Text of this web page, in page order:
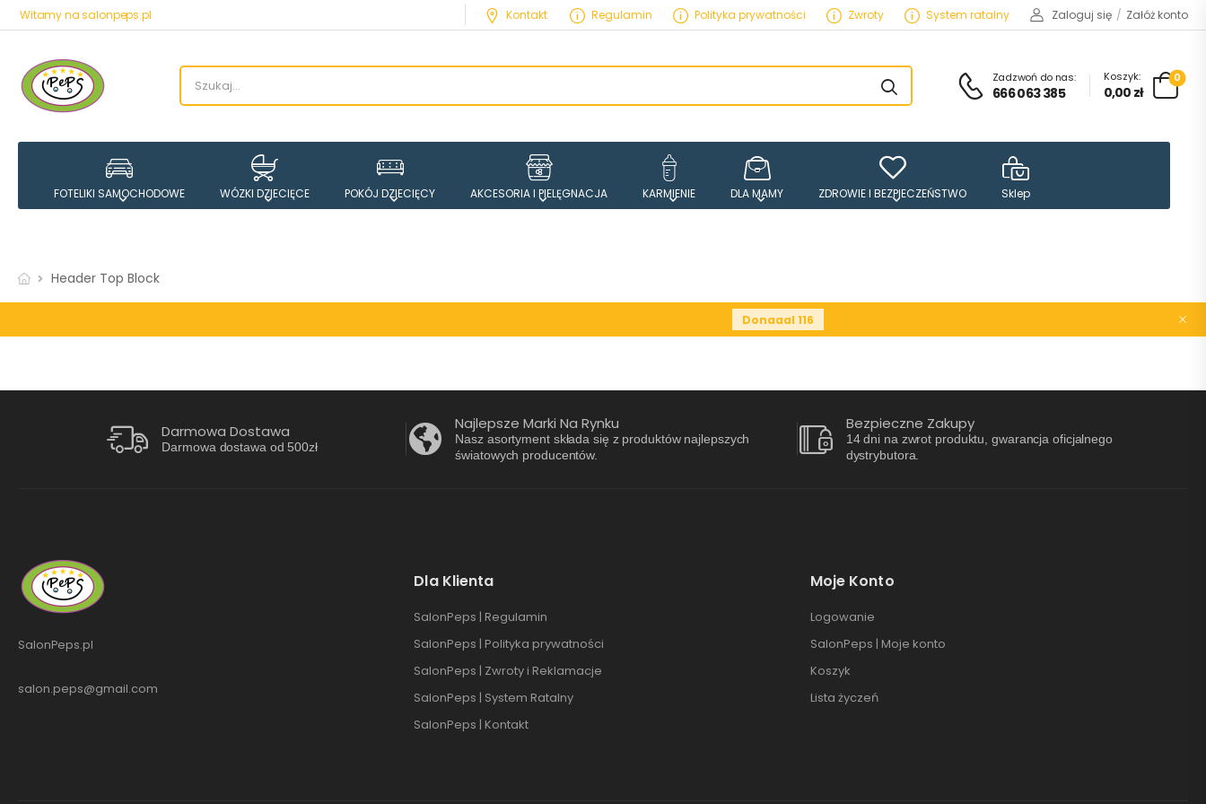
Witamy na salonpeps.pl Kontakt Regulamin Polityka prywatności Zwroty System ratalny Zaloguj się / Załóż konto
Zadzwoń do nas:
666 063 385
Koszyk:
0,00 zł
0
FOTELIKI SAMOCHODOWE WÓZKI DZIECIĘCE POKÓJ DZIECIĘCY AKCESORIA I PIELĘGNACJA KARMIENIE DLA MAMY ZDROWIE I BEZPIECZEŃSTWO Sklep
Header Top Block
Donaaal 116
Darmowa Dostawa
Darmowa dostawa od 500zł
Najlepsze Marki Na Rynku
Nasz asortyment składa się z produktów najlepszych
światowych producentów.
Bezpieczne Zakupy
14 dni na zwrot produktu, gwarancja oficjalnego
dystrybutora.
SalonPeps.pl
salon.peps@gmail.com
Dla Klienta
SalonPeps | Regulamin
SalonPeps | Polityka prywatności
SalonPeps | Zwroty i Reklamacje
SalonPeps | System Ratalny
SalonPeps | Kontakt
Moje Konto
Logowanie
SalonPeps | Moje konto
Koszyk
Lista życzeń